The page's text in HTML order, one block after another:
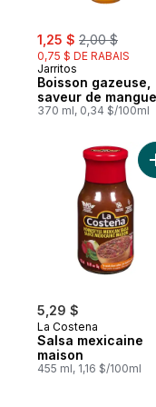
sale:
1,25 $ , formerly:
2,00 $
0,75 $ DE RABAIS
Jarritos
Boisson gazeuse,
saveur de mangue
370 ml, 0,34 $/100ml
5,29 $
La Costena
Salsa mexicaine
maison
455 ml, 1,16 $/100ml